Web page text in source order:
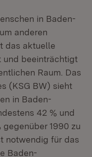
in Baden-
anderen
das aktuelle
und beeinträchtigt
Raum. Das
(KSG BW) sieht
in Baden-
42 % und
1990 zu
notwendig für das
Baden-